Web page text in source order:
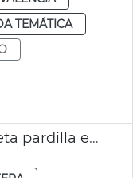
TEMÁTICA
Reintroducción de la cerceta pardilla en la Albufera